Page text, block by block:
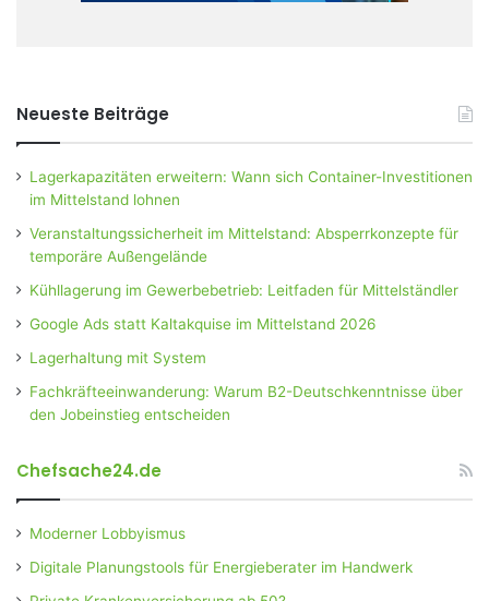
Neueste Beiträge
Lagerkapazitäten erweitern: Wann sich Container-Investitionen
im Mittelstand lohnen
Veranstaltungssicherheit im Mittelstand: Absperrkonzepte für
temporäre Außengelände
Kühllagerung im Gewerbebetrieb: Leitfaden für Mittelständler
Google Ads statt Kaltakquise im Mittelstand 2026
Lagerhaltung mit System
Fachkräfteeinwanderung: Warum B2-Deutschkenntnisse über
den Jobeinstieg entscheiden
Chefsache24.de
Moderner Lobbyismus
Digitale Planungstools für Energieberater im Handwerk